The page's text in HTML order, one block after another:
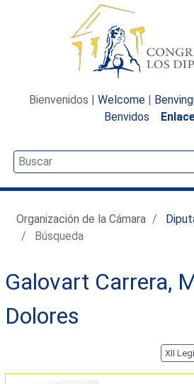
Bienvenidos | Welcome |
Benvidos
Organización de la Cámara
Búsqueda
Galovart Carrera,
Dolores